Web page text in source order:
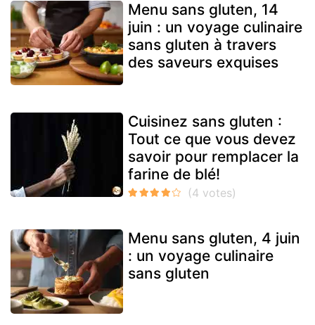
Menu sans gluten, 14
juin : un voyage culinaire
sans gluten à travers
des saveurs exquises
Cuisinez sans gluten :
Tout ce que vous devez
savoir pour remplacer la
farine de blé!
Menu sans gluten, 4 juin
: un voyage culinaire
sans gluten